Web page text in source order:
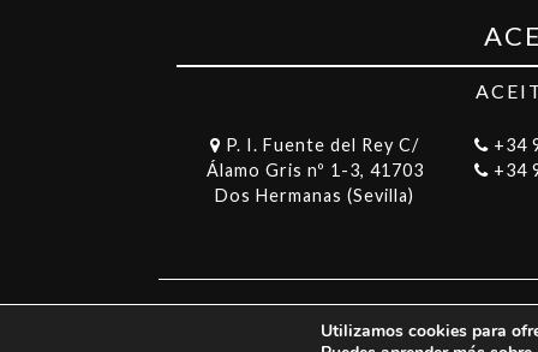
P. I. Fuente del Rey C/
Álamo Gris nº 1-3, 41703
Dos Hermanas (Sevilla)
+34
+34
Utilizamos cookies para